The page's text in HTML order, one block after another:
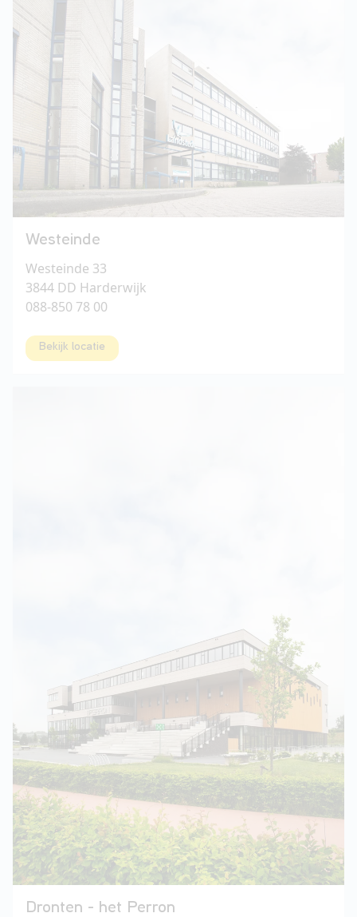
Westeinde
Westeinde 33
3844 DD Harderwijk
088-850 78 00
Bekijk locatie
Dronten - het Perron